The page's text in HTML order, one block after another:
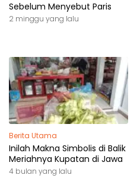
Sebelum Menyebut Paris
2 minggu yang lalu
Berita Utama
Inilah Makna Simbolis di Balik
Meriahnya Kupatan di Jawa
4 bulan yang lalu